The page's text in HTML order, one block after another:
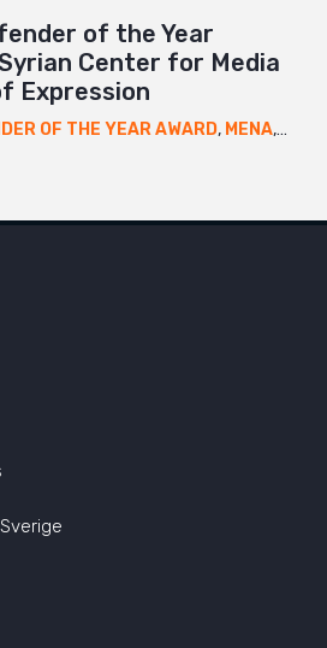
of the Year
Center for Media
Expression
OF THE YEAR AWARD, MENA,